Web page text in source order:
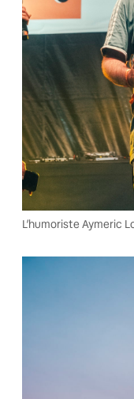
L’humoriste Aymeric